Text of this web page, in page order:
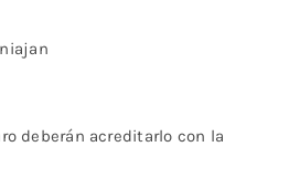
deberán acreditarlo con la